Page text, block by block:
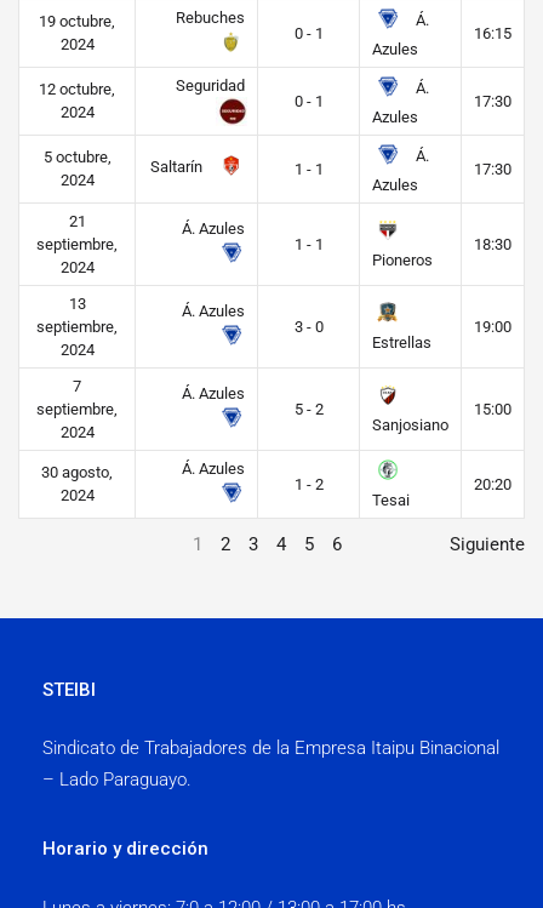
19 octubre,
2024
Rebuches
0 - 1
Á.
Azules
16:15
12 octubre,
2024
Seguridad
0 - 1
Á.
Azules
17:30
5 octubre,
2024
Saltarín 1 - 1
Á.
Azules
17:30
21
septiembre,
2024
Á. Azules
1 - 1
Pioneros
18:30
13
septiembre,
2024
Á. Azules
3 - 0
Estrellas
19:00
7
septiembre,
2024
Á. Azules
5 - 2
Sanjosiano
15:00
30 agosto,
2024
Á. Azules
1 - 2
Tesai
20:20
1 2 3 4 5 6 Siguiente
STEIBI
Sindicato de Trabajadores de la Empresa Itaipu Binacional
– Lado Paraguayo.
Horario y dirección